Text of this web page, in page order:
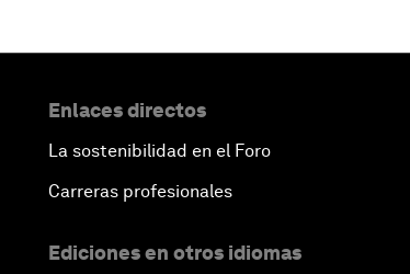
Enlaces directos
La sostenibilidad en el Foro
Carreras profesionales
Ediciones en otros idiomas